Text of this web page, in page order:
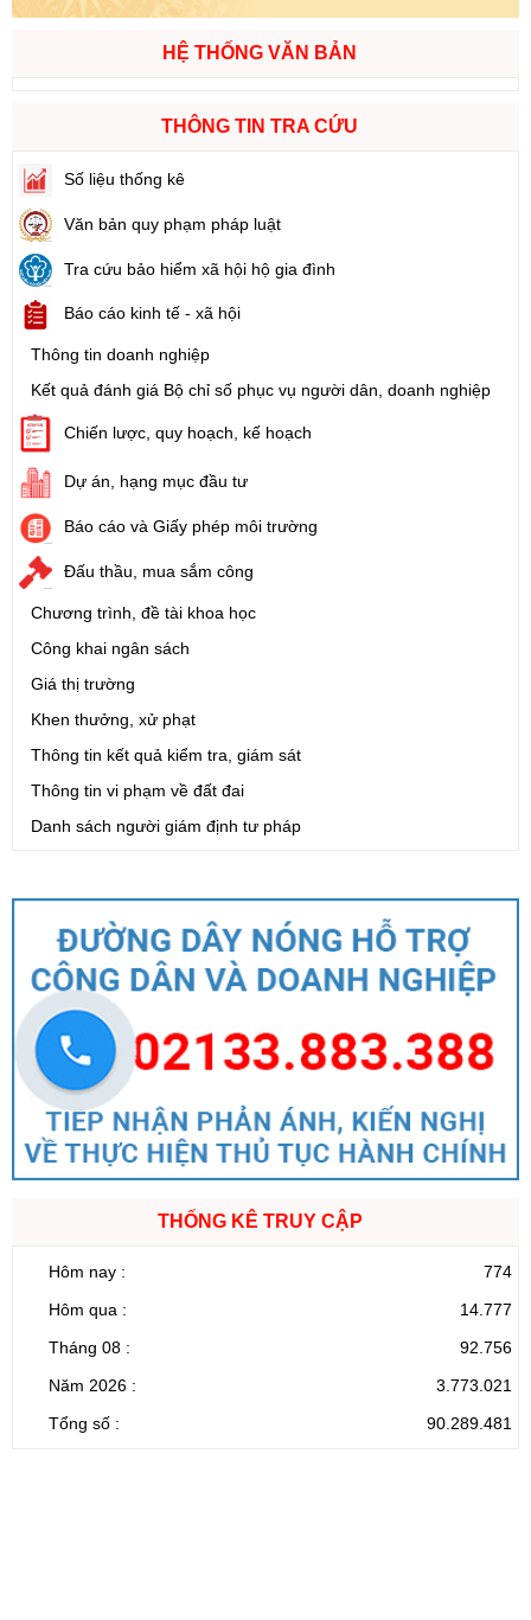
HỆ THỐNG VĂN BẢN
THÔNG TIN TRA CỨU
Số liệu thống kê
Văn bản quy phạm pháp luật
Tra cứu bảo hiểm xã hội hộ gia đình
Báo cáo kinh tế - xã hội
Thông tin doanh nghiệp
Kết quả đánh giá Bộ chỉ số phục vụ người dân, doanh nghiệp
Chiến lược, quy hoạch, kế hoạch
Dự án, hạng mục đầu tư
Báo cáo và Giấy phép môi trường
Đấu thầu, mua sắm công
Chương trình, đề tài khoa học
Công khai ngân sách
Giá thị trường
Khen thưởng, xử phạt
Thông tin kết quả kiểm tra, giám sát
Thông tin vi phạm về đất đai
Danh sách người giám định tư pháp
THỐNG KÊ TRUY CẬP
Hôm nay :
774
Hôm qua :
14.777
Tháng 08 :
92.756
Năm 2026 :
3.773.021
Tổng số :
90.289.481